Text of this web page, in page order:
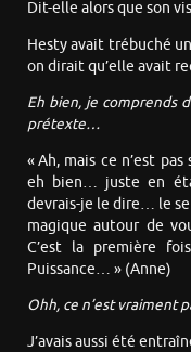
Dit-elle alors que son
Hesty avait trébuché
on dirait qu’elle avait
Eh bien, je comprends
prétexte…
« Ah, mais ce n’est
eh bien… juste en
devrais-je le dire… le
magique autour de
C’est la première
Puissance… » (Anne)
Ohh, ce n’est vraiment
J’avais aussi été